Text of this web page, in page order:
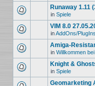
Runaway 1.11
in Spiele
VIM 8.0
inAddOns/PlugIns
Amiga-
in Willkommen bei
Knight &
in Spiele
Geomarketing